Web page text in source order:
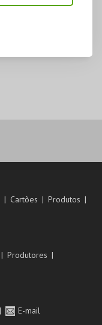
Cartões
Produtos
Produtores
E-mail